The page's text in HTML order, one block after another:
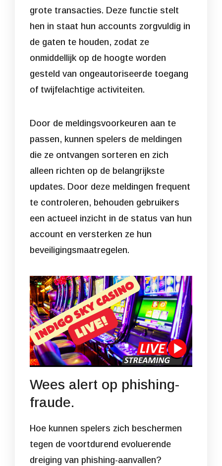
grote transacties. Deze functie stelt
hen in staat hun accounts zorgvuldig in
de gaten te houden, zodat ze
onmiddellijk op de hoogte worden
gesteld van ongeautoriseerde toegang
of twijfelachtige activiteiten.
Door de meldingsvoorkeuren aan te
passen, kunnen spelers de meldingen
die ze ontvangen sorteren en zich
alleen richten op de belangrijkste
updates. Door deze meldingen frequent
te controleren, behouden gebruikers
een actueel inzicht in de status van hun
account en versterken ze hun
beveiligingsmaatregelen.
Wees alert op phishing-
fraude.
Hoe kunnen spelers zich beschermen
tegen de voortdurend evoluerende
dreiging van phishing-aanvallen?